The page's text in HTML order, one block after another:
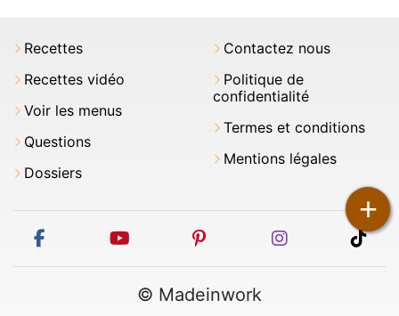
+
Recettes
Recettes vidéo
Voir les menus
Questions
Dossiers
Contactez nous
Politique de
confidentialité
Termes et conditions
Mentions légales
facebook youtube pinterest instagram
© Madeinwork